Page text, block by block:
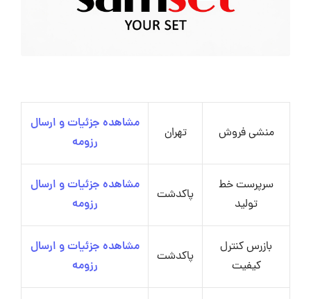
منشی فروش تهران
مشاهده جزئیات و ارسال
رزومه
سرپرست خط
تولید
پاکدشت
مشاهده جزئیات و ارسال
رزومه
بازرس کنترل
کیفیت
پاکدشت
مشاهده جزئیات و ارسال
رزومه